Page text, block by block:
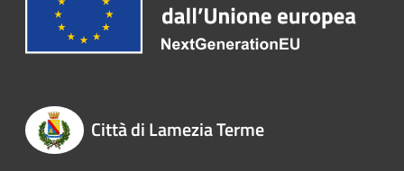
Città di Lamezia Terme